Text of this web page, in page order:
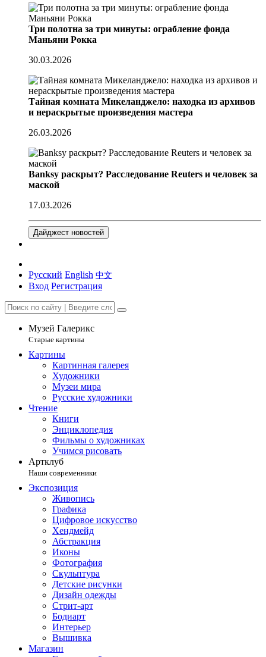
Три полотна за три минуты: ограбление фонда
Маньяни Рокка
30.03.2026
Тайная комната Микеланджело: находка из архивов
и нераскрытые произведения мастера
26.03.2026
Banksy раскрыт? Расследование Reuters и человек за
маской
17.03.2026
Дайджест новостей
Русский English 中文
Вход Регистрация
Музей Галерикс
Старые картины
Картины
Картинная галерея
Художники
Музеи мира
Русские художники
Чтение
Книги
Энциклопедия
Фильмы о художниках
Учимся рисовать
Артклуб
Наши современники
Экспозиция
Живопись
Графика
Цифровое искусство
Хендмейд
Абстракция
Иконы
Фотография
Скульптура
Детские рисунки
Дизайн одежды
Стрит-арт
Бодиарт
Интерьер
Вышивка
Магазин